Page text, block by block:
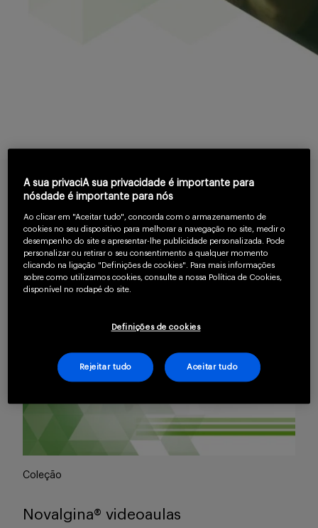
Entrar
Cadastrar
Coleção
Novalgina® videoaulas
A sua privaciA sua privacidade é importante para
nósdade é importante para nós
Ao clicar em "Aceitar tudo", concorda com o armazenamento de
cookies no seu dispositivo para melhorar a navegação no site, medir o
desempenho do site e apresentar-lhe publicidade personalizada. Pode
personalizar ou retirar o seu consentimento a qualquer momento
clicando na ligação "Definições de cookies". Para mais informações
sobre como utilizamos cookies, consulte a nossa Política de Cookies,
disponível no rodapé do site.
Definições de cookies
Rejeitar tudo Aceitar tudo